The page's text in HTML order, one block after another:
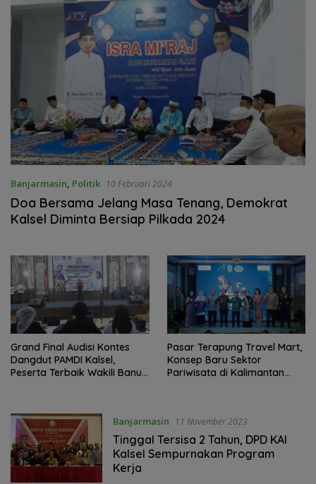
Banjarmasin, Politik 10 Februari 2024
Doa Bersama Jelang Masa Tenang, Demokrat
Kalsel Diminta Bersiap Pilkada 2024
Grand Final Audisi Kontes
Dangdut PAMDI Kalsel,
Peserta Terbaik Wakili Banua
Pasar Terapung Travel Mart,
Konsep Baru Sektor
Pariwisata di Kalimantan
Banjarmasin 11 November 2023
Tinggal Tersisa 2 Tahun, DPD KAI
Kalsel Sempurnakan Program
Kerja